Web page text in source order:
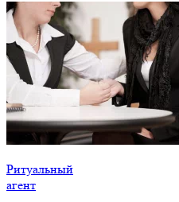
Ритуальный
агент